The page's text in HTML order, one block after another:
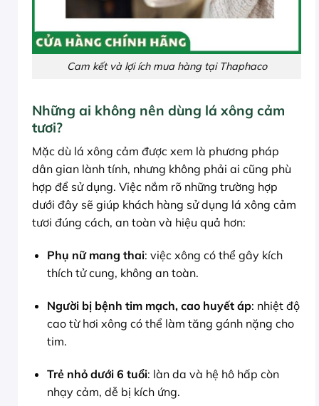
Cam kết và lợi ích mua hàng tại Thaphaco
Những ai không nên dùng lá xông cảm
tươi?
Mặc dù lá xông cảm được xem là phương pháp
dân gian lành tính, nhưng không phải ai cũng phù
hợp để sử dụng. Việc nắm rõ những trường hợp
dưới đây sẽ giúp khách hàng sử dụng lá xông cảm
tươi đúng cách, an toàn và hiệu quả hơn:
Phụ nữ mang thai: việc xông có thể gây kích
thích tử cung, không an toàn.
Người bị bệnh tim mạch, cao huyết áp: nhiệt độ
cao từ hơi xông có thể làm tăng gánh nặng cho
tim.
Trẻ nhỏ dưới 6 tuổi: làn da và hệ hô hấp còn
nhạy cảm, dễ bị kích ứng.